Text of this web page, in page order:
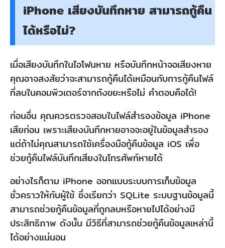
iPhone เสียงบันทึกหาย สามารถกู้คืน
ได้หรือไม่?
เมื่อเสียงบันทึกในไอโฟนหาย หรือบันทึกหน้าจอเสียงหาย
คุณอาจสงสัยว่าจะสามารถกู้คืนได้เหมือนกับการกู้คืนไฟล์
ที่ลบในคอมพิวเตอร์จากถังขยะหรือไม่ คำตอบคือได้!
ก่อนอื่น คุณควรตรวจสอบในไฟล์สำรองข้อมูล iPhone
เสียก่อน เพราะเสียงบันทึกหายอาจจะอยู่ในข้อมูลสำรอง
แต่ถ้าไม่คุณสามารถใช้เครื่องมือกู้คืนข้อมูล iOS เพื่อ
ช่วยกู้คืนไฟล์บันทึกเสียงในโทรศัพท์หายได้
อย่างไรก็ตาม iPhone ออกแบบระบบการเก็บข้อมูล
ชั่วคราวให้กับผู้ใช้ ซึ่งเรียกว่า SQLite ระบบฐานข้อมูลนี้
สามารถช่วยกู้คืนข้อมูลที่ถูกลบหรือหายไปได้อย่างมี
ประสิทธิภาพ ดังนั้น มีวิธีที่สามารถช่วยกู้คืนข้อมูลเหล่านี้
ได้อย่างแน่นอน